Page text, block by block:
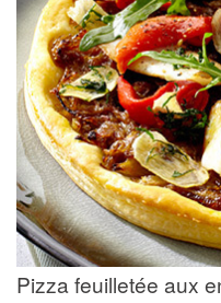
Pizza feuilletée aux